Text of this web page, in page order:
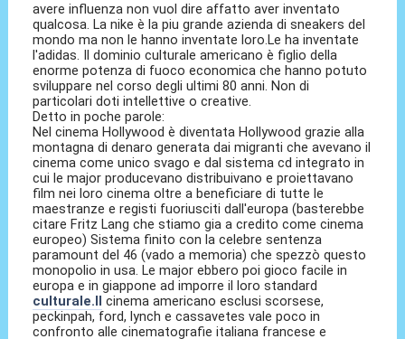
avere influenza non vuol dire affatto aver inventato
qualcosa. La nike è la piu grande azienda di sneakers del
mondo ma non le hanno inventate loro.Le ha inventate
l'adidas. Il dominio culturale americano è figlio della
enorme potenza di fuoco economica che hanno potuto
sviluppare nel corso degli ultimi 80 anni. Non di
particolari doti intellettive o creative.
Detto in poche parole:
Nel cinema Hollywood è diventata Hollywood grazie alla
montagna di denaro generata dai migranti che avevano il
cinema come unico svago e dal sistema cd integrato in
cui le major producevano distribuivano e proiettavano
film nei loro cinema oltre a beneficiare di tutte le
maestranze e registi fuoriusciti dall'europa (basterebbe
citare Fritz Lang che stiamo gia a credito come cinema
europeo) Sistema finito con la celebre sentenza
paramount del 46 (vado a memoria) che spezzò questo
monopolio in usa. Le major ebbero poi gioco facile in
europa e in giappone ad imporre il loro standard
culturale.Il
cinema americano esclusi scorsese,
peckinpah, ford, lynch e cassavetes vale poco in
confronto alle cinematografie italiana francese e